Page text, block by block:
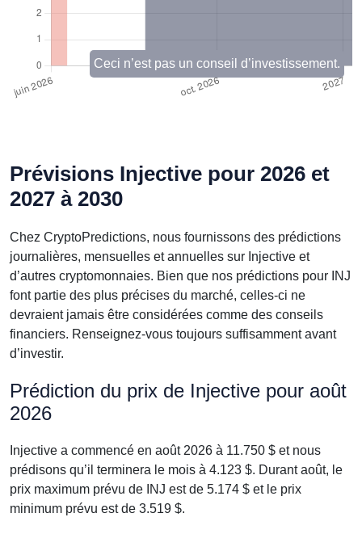
Ceci n’est pas un conseil d’investissement.
Prévisions Injective pour 2026 et
2027 à 2030
Chez CryptoPredictions, nous fournissons des prédictions
journalières, mensuelles et annuelles sur Injective et
d’autres cryptomonnaies. Bien que nos prédictions pour INJ
font partie des plus précises du marché, celles-ci ne
devraient jamais être considérées comme des conseils
financiers. Renseignez-vous toujours suffisamment avant
d’investir.
Prédiction du prix de Injective pour août
2026
Injective a commencé en août 2026 à 11.750 $ et nous
prédisons qu’il terminera le mois à 4.123 $. Durant août, le
prix maximum prévu de INJ est de 5.174 $ et le prix
minimum prévu est de 3.519 $.